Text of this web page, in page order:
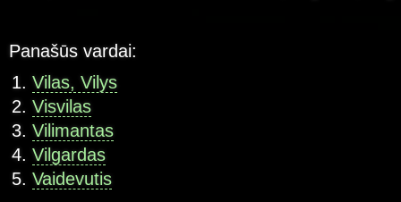
Panašūs vardai:
Vilas, Vilys
Visvilas
Vilimantas
Vilgardas
Vaidevutis